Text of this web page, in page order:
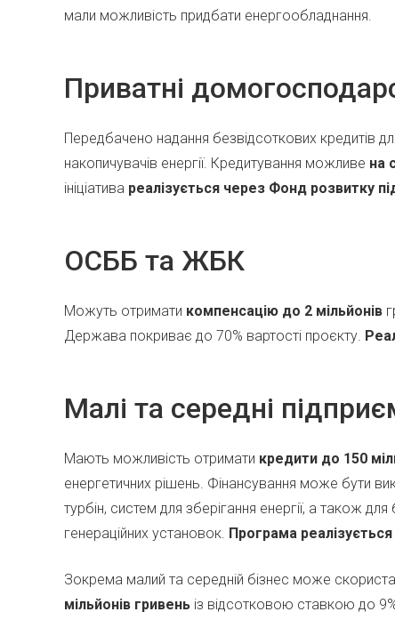
мали можливість придбати енергообладнання.
Приватні
Передбачено надання безвідсоткових кредитів
накопичувачів енергії. Кредитування можливе на
ініціатива реалізується через Фонд розвитку
ОСББ та ЖБК
Можуть отримати компенсацію до 2 мільйонів
Держава покриває до 70% вартості проєкту.
Малі та середні
Мають можливість отримати кредити до 150
енергетичних рішень. Фінансування може бути
турбін, систем для зберігання енергії, а також
генераційних установок. Програма
Зокрема малий та середній бізнес може
мільйонів гривень із відсотковою ставкою до